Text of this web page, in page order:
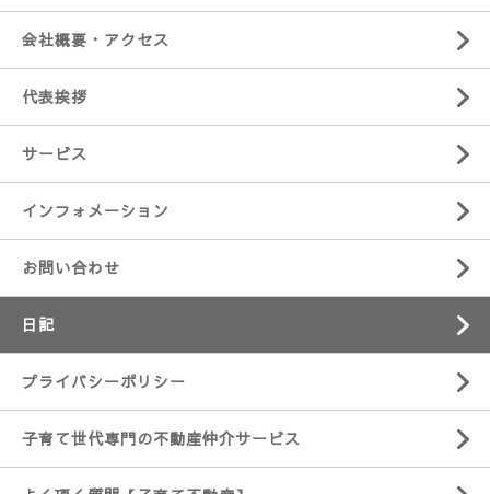
会社概要・アクセス
代表挨拶
サービス
インフォメーション
お問い合わせ
日記
プライバシーポリシー
子育て世代専門の不動産仲介サービス